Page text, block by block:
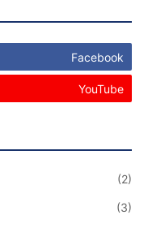
Facebook
YouTube
(2)
(3)